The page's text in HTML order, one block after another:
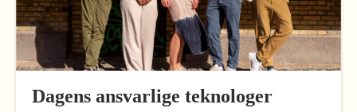
Dagens ansvarlige teknologer